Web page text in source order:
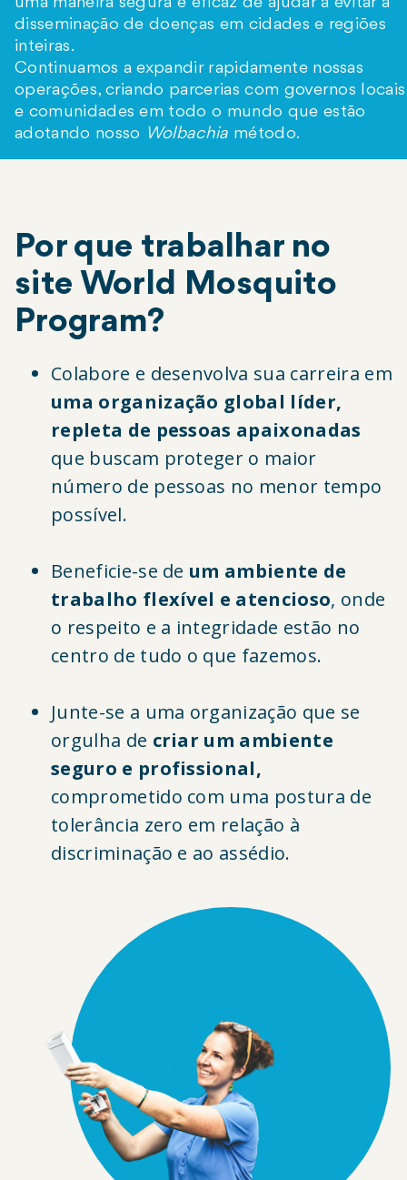
disseminação de doenças em cidades e regiões
inteiras.
Continuamos a expandir rapidamente nossas
operações, criando parcerias com governos locais
e comunidades em todo o mundo que estão
adotando nosso Wolbachia método.
Por que trabalhar no
site World Mosquito
Program?
Colabore e desenvolva sua carreira em
uma organização global líder,
repleta de pessoas apaixonadas
que buscam proteger o maior
número de pessoas no menor tempo
possível.
Beneficie-se de um ambiente de
trabalho flexível e atencioso, onde
o respeito e a integridade estão no
centro de tudo o que fazemos.
Junte-se a uma organização que se
orgulha de criar um ambiente
seguro e profissional,
comprometido com uma postura de
tolerância zero em relação à
discriminação e ao assédio.